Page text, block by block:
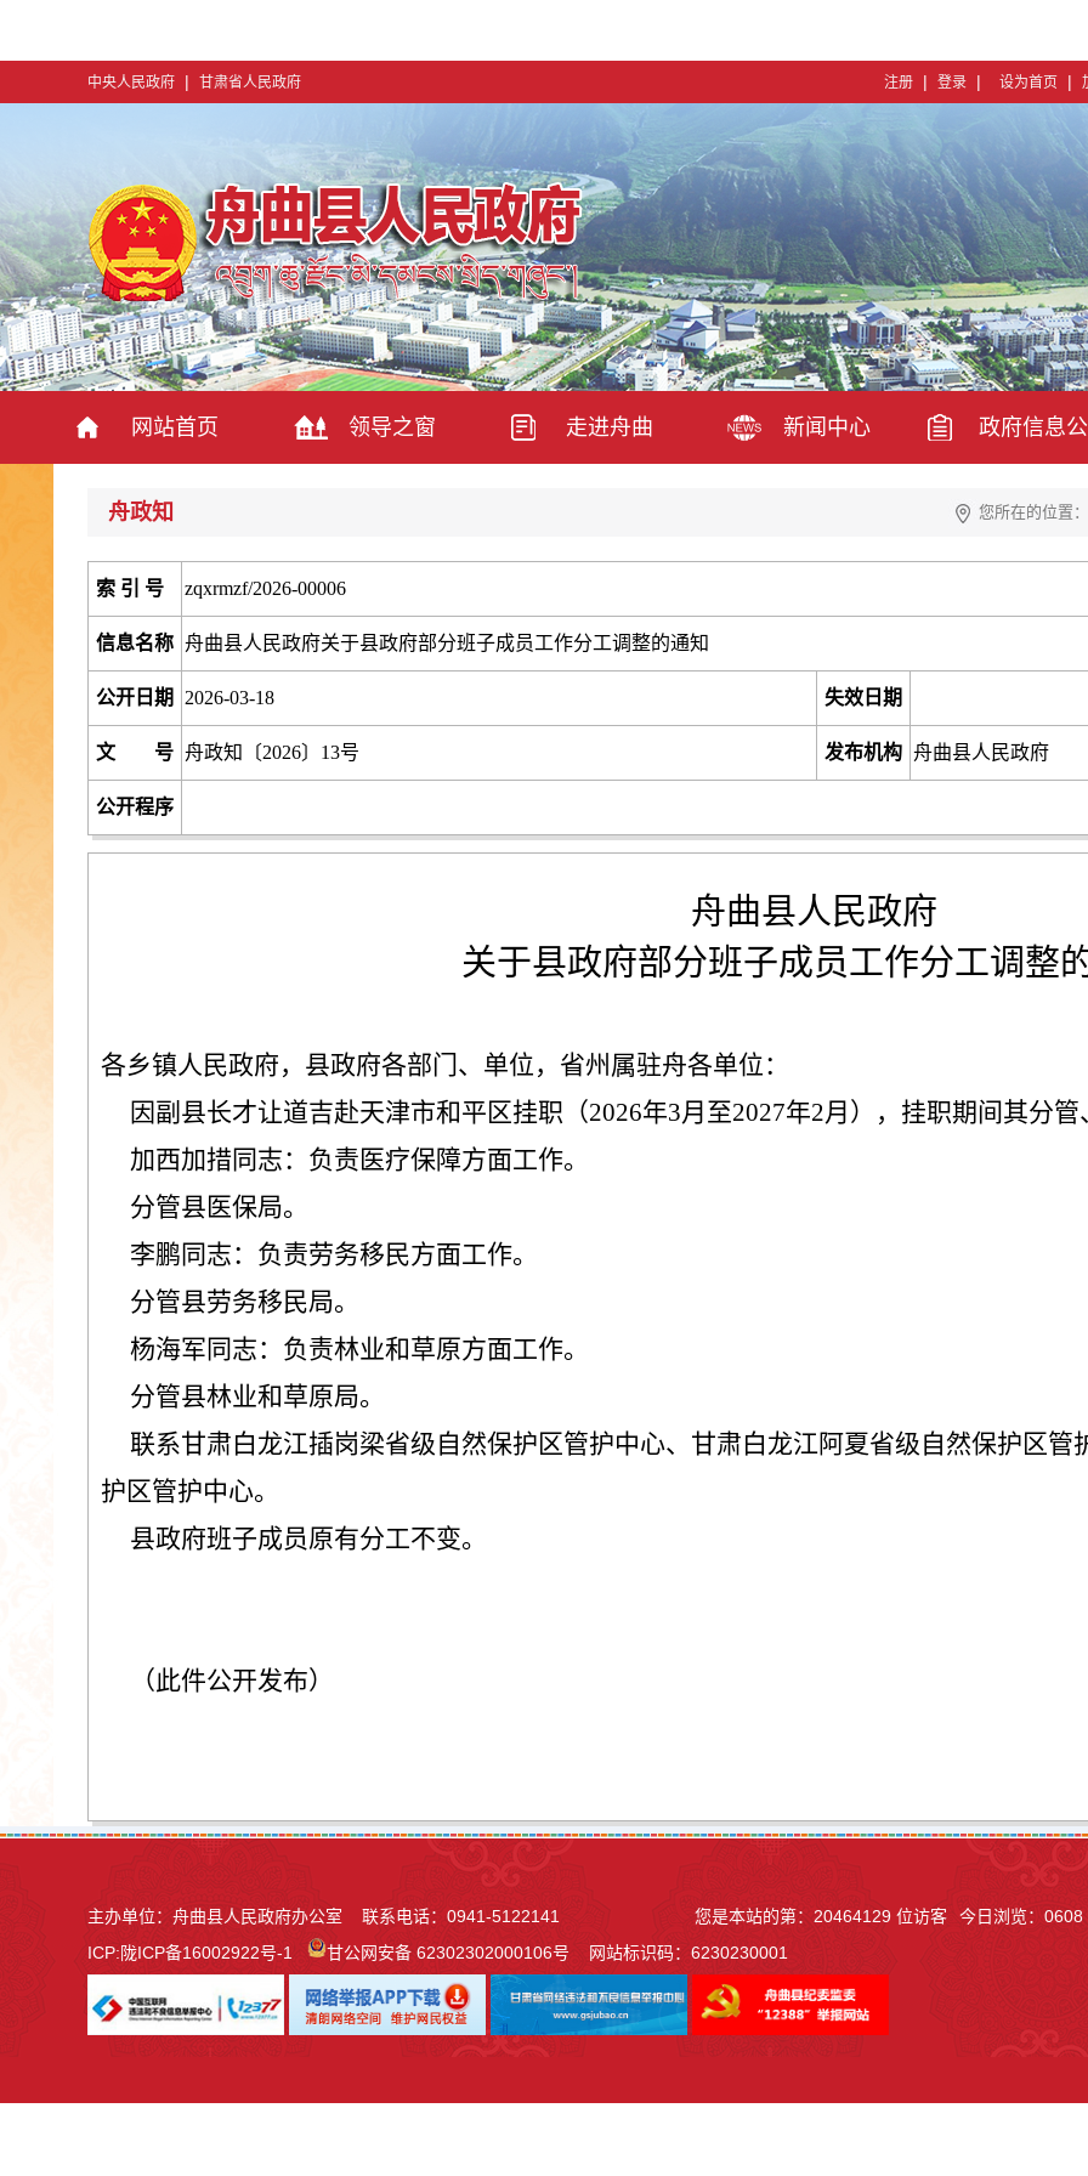
中央人民政府 | 甘肃省人民政府 设为首页 |
注册 | 登录 |
网站首页 领导之窗 走进舟曲 新闻中心 政府信息
舟政知 您所在的位置
索 引 号 zqxrmzf/2026-00006
信息名称 舟曲县人民政府关于县政府部分班子成员工作分工调整的通知
公开日期 2026-03-18 失效日期
文 号 舟政知〔2026〕13号 发布机构 舟曲县人民政府
公开程序
舟曲县人民政府
关于县政府部分班子成员工作分工调整
各乡镇人民政府，县政府各部门、单位，省州属驻舟各单位：
因副县长才让道吉赴天津市和平区挂职（2026年3月至2027年2月），挂职期间其分
加西加措同志：负责医疗保障方面工作。
分管县医保局。
李鹏同志：负责劳务移民方面工作。
分管县劳务移民局。
杨海军同志：负责林业和草原方面工作。
分管县林业和草原局。
联系甘肃白龙江插岗梁省级自然保护区管护中心、甘肃白龙江阿夏省级自然保护区
护区管护中心。
县政府班子成员原有分工不变。
（此件公开发布）
主办单位：舟曲县人民政府办公室 联系电话：0941-5122141
ICP:陇ICP备16002922号-1 甘公网安备 62302302000106号网站标识码：6230230001
您是本站的第： 20464129 位访客 今日浏览： 0608